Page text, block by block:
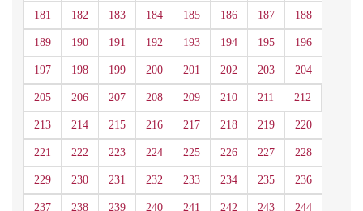
181 182 183 184 185 186 187 188
189 190 191 192 193 194 195 196
197 198 199 200 201 202 203 204
205 206 207 208 209 210 211 212
213 214 215 216 217 218 219 220
221 222 223 224 225 226 227 228
229 230 231 232 233 234 235 236
237 238 239 240 241 242 243 244